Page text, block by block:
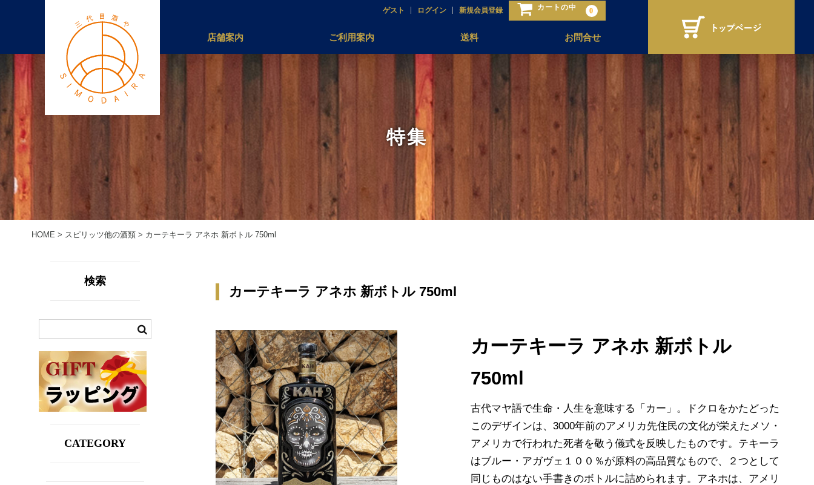
ゲスト ログイン 新規会員登録 カートの中 0
店舗案内 ご利用案内 送料 お問合せ
特集
HOME > スピリッツ他の酒類 > カーテキーラ アネホ 新ボトル 750ml
カーテキーラ アネホ 新ボトル 750ml
カーテキーラ アネホ 新ボトル
750ml
古代マヤ語で生命・人生を意味する「カー」。ドクロをかたどった
このデザインは、3000年前のアメリカ先住民の文化が栄えたメソ・
アメリカで行われた死者を敬う儀式を反映したものです。テキーラ
はブルー・アガヴェ１００％が原料の高品質なもので、２つとして
同じものはない手書きのボトルに詰められます。アネホは、アメリ
検索
CATEGORY